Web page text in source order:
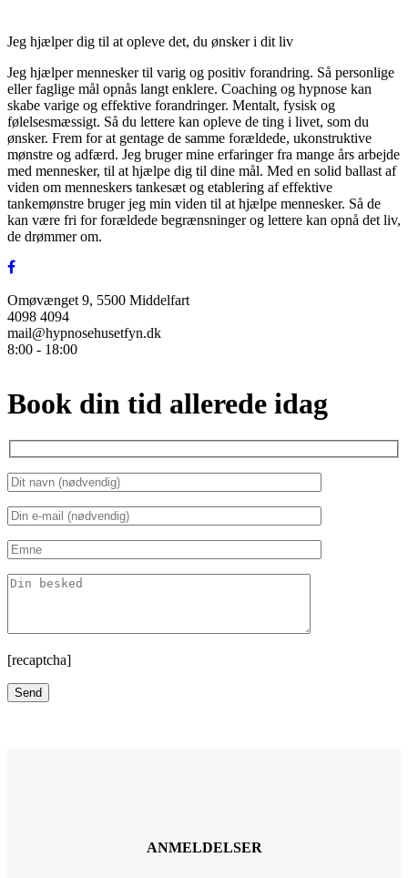
Jeg hjælper dig til at opleve det, du ønsker i dit liv
Jeg hjælper mennesker til varig og positiv forandring. Så personlige
eller faglige mål opnås langt enklere. Coaching og hypnose kan
skabe varige og effektive forandringer. Mentalt, fysisk og
følelsesmæssigt. Så du lettere kan opleve de ting i livet, som du
ønsker. Frem for at gentage de samme forældede, ukonstruktive
mønstre og adfærd. Jeg bruger mine erfaringer fra mange års arbejde
med mennesker, til at hjælpe dig til dine mål. Med en solid ballast af
viden om menneskers tankesæt og etablering af effektive
tankemønstre bruger jeg min viden til at hjælpe mennesker. Så de
kan være fri for forældede begrænsninger og lettere kan opnå det liv,
de drømmer om.
Omøvænget 9, 5500 Middelfart
4098 4094
mail@hypnosehusetfyn.dk
8:00 - 18:00
Book din tid allerede idag
[recaptcha]
ANMELDELSER